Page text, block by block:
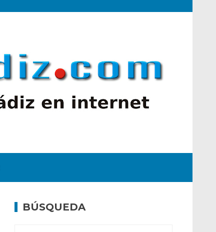
BÚSQUEDA